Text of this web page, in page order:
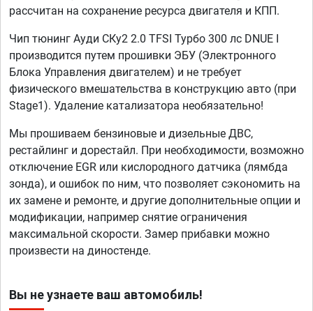
рассчитан на сохранение ресурса двигателя и КПП.
Чип тюнинг Ауди CКу2 2.0 TFSI Турбо 300 лс DNUE I
производится путем прошивки ЭБУ (Электронного
Блока Управления двигателем) и не требует
физического вмешательства в конструкцию авто (при
Stage1). Удаление катализатора необязательно!
Мы прошиваем бензиновые и дизельные ДВС,
рестайлинг и дорестайл. При необходимости, возможно
отключение EGR или кислородного датчика (лямбда
зонда), и ошибок по ним, что позволяет сэкономить на
их замене и ремонте, и другие дополнительные опции и
модификации, например снятие ограничения
максимальной скорости. Замер прибавки можно
произвести на диностенде.
Вы не узнаете ваш автомобиль!